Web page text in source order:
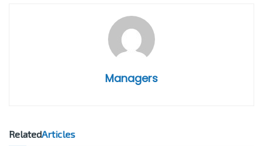
Managers
RelatedArticles